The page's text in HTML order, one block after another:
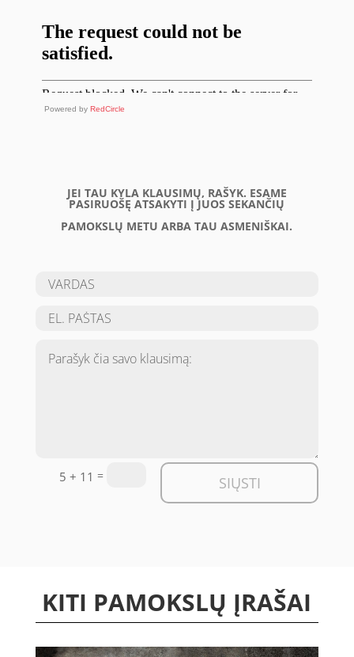
Powered by RedCircle
JEI TAU KYLA KLAUSIMŲ, RAŠYK. ESAME
PASIRUOŠĘ ATSAKYTI Į JUOS SEKANČIŲ
PAMOKSLŲ METU ARBA TAU ASMENIŠKAI.
5 + 11 = SIŲSTI
KITI PAMOKSLŲ ĮRAŠAI